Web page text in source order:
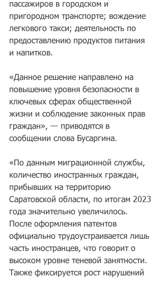
пассажиров в городском и
пригородном транспорте; вождение
легкового такси; деятельность по
предоставлению продуктов питания
и напитков.
«Данное решение направлено на
повышение уровня безопасности в
ключевых сферах общественной
жизни и соблюдение законных прав
граждан», — приводятся в
сообщении слова Бусаргина.
«По данным миграционной службы,
количество иностранных граждан,
прибывших на территорию
Саратовской области, по итогам 2023
года значительно увеличилось.
После оформления патентов
официально трудоустраивается лишь
часть иностранцев, что говорит о
высоком уровне теневой занятности.
Также фиксируется рост нарушений